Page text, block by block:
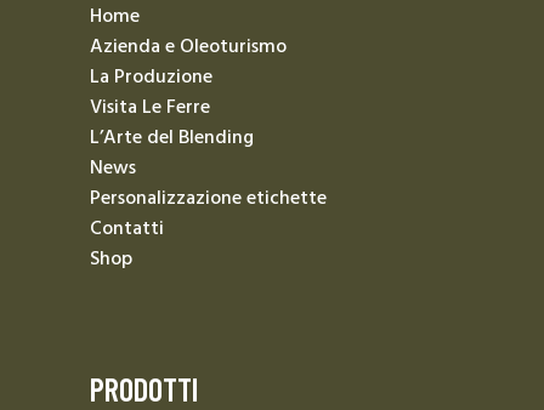
Home
Azienda e Oleoturismo
La Produzione
Visita Le Ferre
L’Arte del Blending
News
Personalizzazione etichette
Contatti
Shop
PRODOTTI